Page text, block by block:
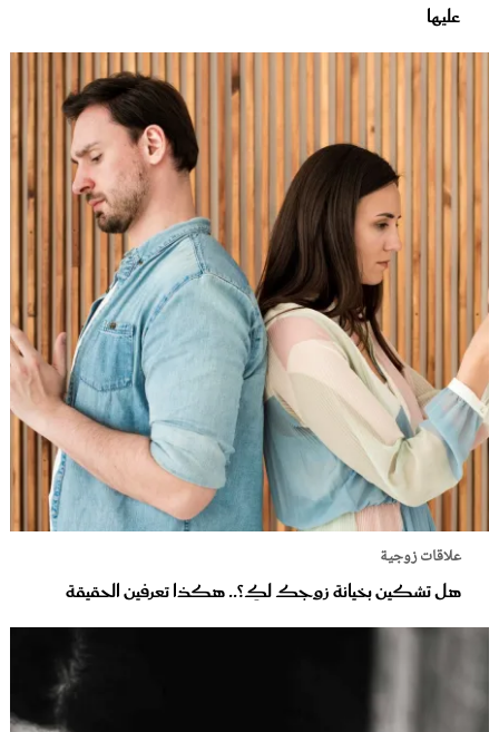
عليها
علاقات زوجية
هل تشكين بخيانة زوجك لكِ؟.. هكذا تعرفين الحقيقة